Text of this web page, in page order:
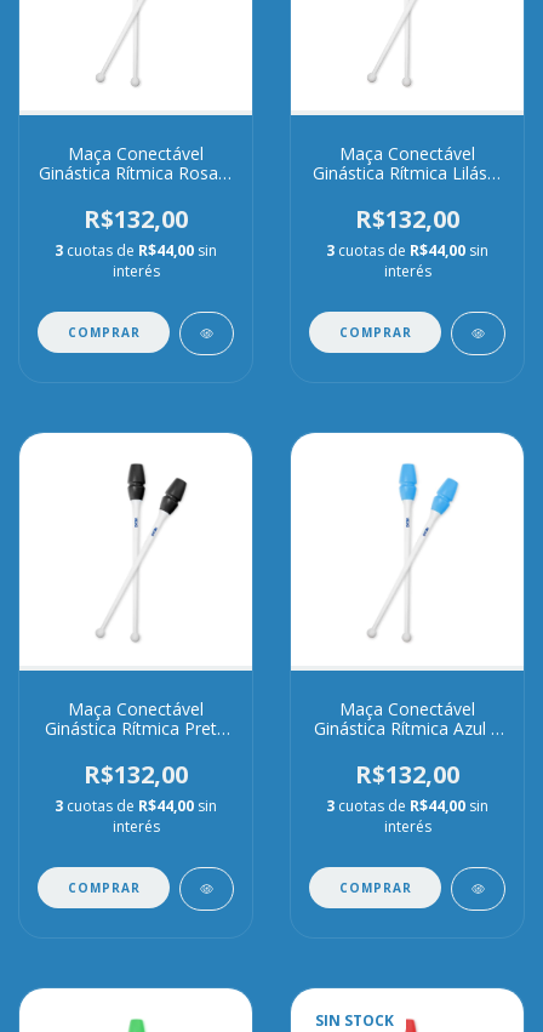
Maça Conectável
Ginástica Rítmica Rosa e
R$132,00
3 cuotas de R$44,00 sin
interés
COMPRAR
Maça Conectável
Ginástica Rítmica Lilás e
R$132,00
3 cuotas de R$44,00 sin
interés
COMPRAR
Maça Conectável
Ginástica Rítmica Preta
R$132,00
3 cuotas de R$44,00 sin
interés
COMPRAR
Maça Conectável
Ginástica Rítmica Azul e
R$132,00
3 cuotas de R$44,00 sin
interés
COMPRAR
SIN STOCK